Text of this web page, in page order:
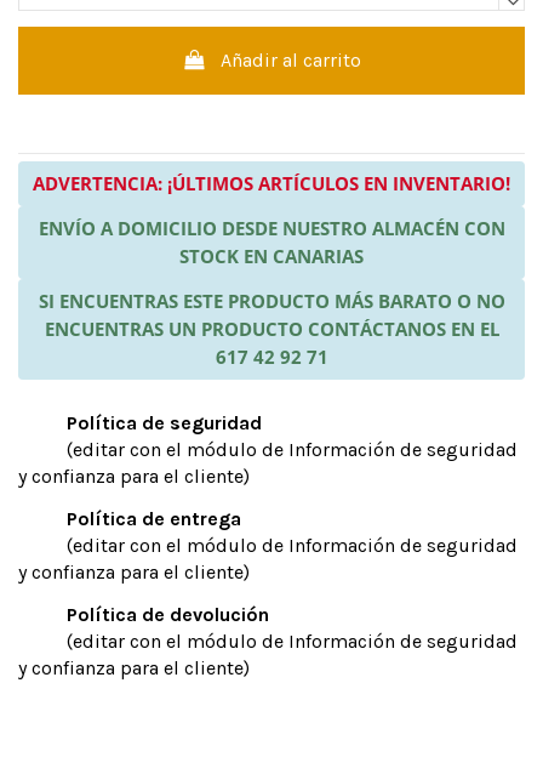
Añadir al carrito
ADVERTENCIA: ¡ÚLTIMOS ARTÍCULOS EN INVENTARIO!
ENVÍO A DOMICILIO DESDE NUESTRO ALMACÉN CON
STOCK EN CANARIAS
SI ENCUENTRAS ESTE PRODUCTO MÁS BARATO O NO
ENCUENTRAS UN PRODUCTO CONTÁCTANOS EN EL
617 42 92 71
Política de seguridad
(editar con el módulo de Información de seguridad
y confianza para el cliente)
Política de entrega
(editar con el módulo de Información de seguridad
y confianza para el cliente)
Política de devolución
(editar con el módulo de Información de seguridad
y confianza para el cliente)